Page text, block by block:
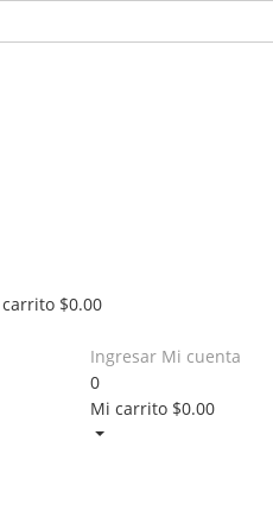
$0.00
Ingresar Mi cuenta
0
Mi carrito $0.00